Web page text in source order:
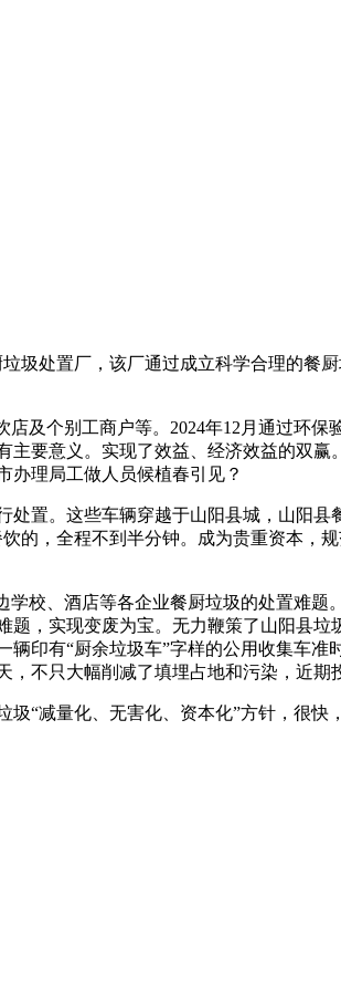
处置厂，该厂通过成立科学合理的餐
及个别工商户等。2024年12月通过环
要意义。实现了效益、经济效益的双
办理局工做人员候植春引见？
。这些车辆穿越于山阳县城，山阳县
的，全程不到半分钟。成为贵重资本，
、酒店等各企业餐厨垃圾的处置难题
，实现变废为宝。无力鞭策了山阳县
印有“厨余垃圾车”字样的公用收集车
不只大幅削减了填埋占地和污染，近期
“减量化、无害化、资本化”方针，很快